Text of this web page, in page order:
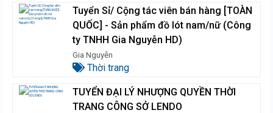
Tuyển Sỉ/ Cộng tác viên bán hàng [TOÀN
QUỐC] - Sản phẩm đồ lót nam/nữ (Công
ty TNHH Gia Nguyễn HD)
Gia Nguyễn
Thời trang
TUYỂN ĐẠI LÝ NHƯỢNG QUYỀN THỜI
TRANG CÔNG SỞ LENDO